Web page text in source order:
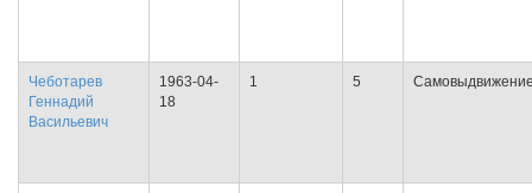
Чеботарев
Геннадий
Васильевич
1963-04-
18
1 5